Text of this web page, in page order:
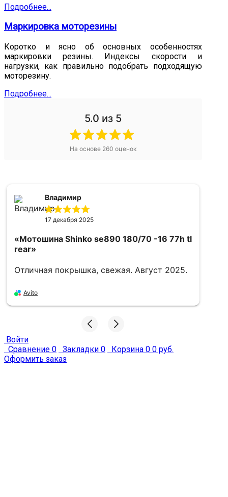
Подробнее...
Маркировка моторезины
Коротко и ясно об основных особенностях
маркировки резины. Индексы скорости и
нагрузки, как правильно подобрать подходящую
моторезину.
Подробнее...
5.0 из 5
На основе 260 оценок
Александр
16 апреля 2025